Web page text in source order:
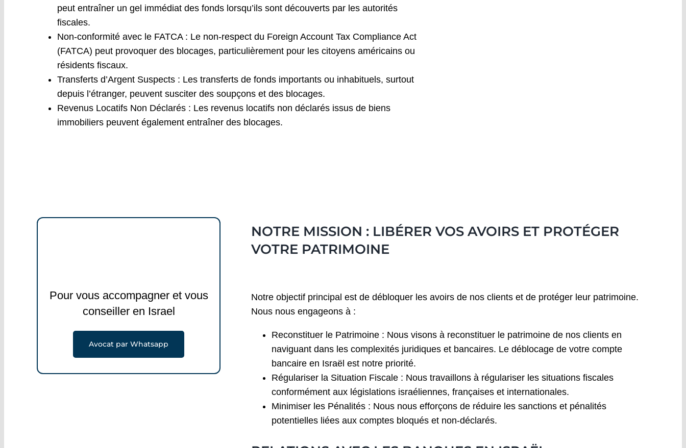
peut entraîner un gel immédiat des fonds lorsqu’ils sont découverts par les autorités
fiscales.
Non-conformité avec le FATCA : Le non-respect du Foreign Account Tax Compliance Act
(FATCA) peut provoquer des blocages, particulièrement pour les citoyens américains ou
résidents fiscaux.
Transferts d’Argent Suspects : Les transferts de fonds importants ou inhabituels, surtout
depuis l’étranger, peuvent susciter des soupçons et des blocages.
Revenus Locatifs Non Déclarés : Les revenus locatifs non déclarés issus de biens
immobiliers peuvent également entraîner des blocages.
Pour vous accompagner et vous
conseiller en Israel
Avocat par Whatsapp
NOTRE MISSION : LIBÉRER VOS AVOIRS ET PROTÉGER
VOTRE PATRIMOINE
Notre objectif principal est de débloquer les avoirs de nos clients et de protéger leur patrimoine.
Nous nous engageons à :
Reconstituer le Patrimoine : Nous visons à reconstituer le patrimoine de nos clients en
naviguant dans les complexités juridiques et bancaires. Le déblocage de votre compte
bancaire en Israël est notre priorité.
Régulariser la Situation Fiscale : Nous travaillons à régulariser les situations fiscales
conformément aux législations israéliennes, françaises et internationales.
Minimiser les Pénalités : Nous nous efforçons de réduire les sanctions et pénalités
potentielles liées aux comptes bloqués et non-déclarés.